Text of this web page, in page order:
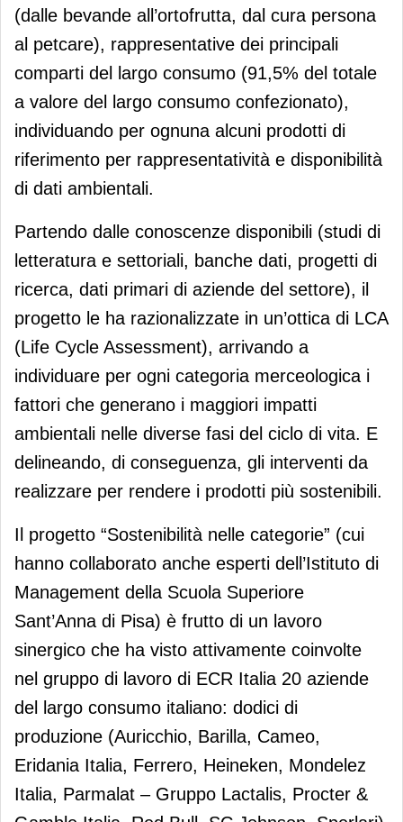
(dalle bevande all’ortofrutta, dal cura persona
al petcare), rappresentative dei principali
comparti del largo consumo (91,5% del totale
a valore del largo consumo confezionato),
individuando per ognuna alcuni prodotti di
riferimento per rappresentatività e disponibilità
di dati ambientali.
Partendo dalle conoscenze disponibili (studi di
letteratura e settoriali, banche dati, progetti di
ricerca, dati primari di aziende del settore), il
progetto le ha razionalizzate in un’ottica di LCA
(Life Cycle Assessment), arrivando a
individuare per ogni categoria merceologica i
fattori che generano i maggiori impatti
ambientali nelle diverse fasi del ciclo di vita. E
delineando, di conseguenza, gli interventi da
realizzare per rendere i prodotti più sostenibili.
Il progetto “Sostenibilità nelle categorie” (cui
hanno collaborato anche esperti dell’Istituto di
Management della Scuola Superiore
Sant’Anna di Pisa) è frutto di un lavoro
sinergico che ha visto attivamente coinvolte
nel gruppo di lavoro di ECR Italia 20 aziende
del largo consumo italiano: dodici di
produzione (Auricchio, Barilla, Cameo,
Eridania Italia, Ferrero, Heineken, Mondelez
Italia, Parmalat – Gruppo Lactalis, Procter &